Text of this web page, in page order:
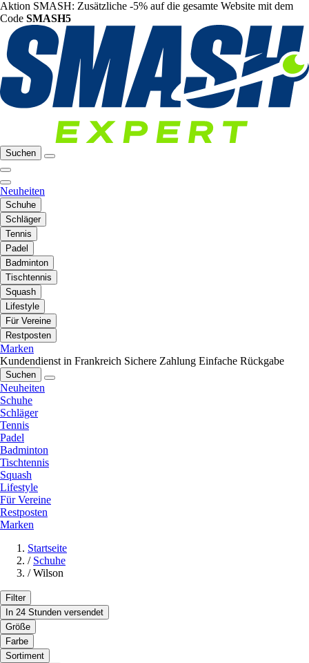
Aktion SMASH: Zusätzliche -5% auf die gesamte Website mit dem
Code SMASH5
Suchen
Neuheiten
Schuhe
Schläger
Tennis
Padel
Badminton
Tischtennis
Squash
Lifestyle
Für Vereine
Restposten
Marken
Kundendienst in Frankreich Sichere Zahlung Einfache Rückgabe
Suchen
Neuheiten
Schuhe
Schläger
Tennis
Padel
Badminton
Tischtennis
Squash
Lifestyle
Für Vereine
Restposten
Marken
Startseite
/ Schuhe
/ Wilson
Filter
In 24 Stunden versendet
Größe
Farbe
Sortiment